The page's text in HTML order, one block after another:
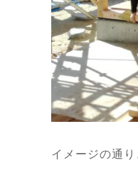
イメージの通